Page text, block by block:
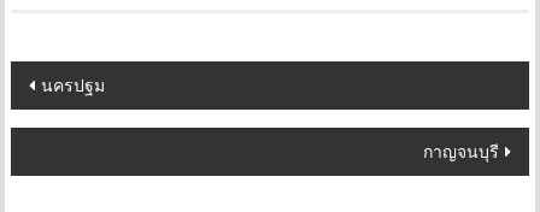
Post
navigation
นครปฐม
กาญจนบุรี